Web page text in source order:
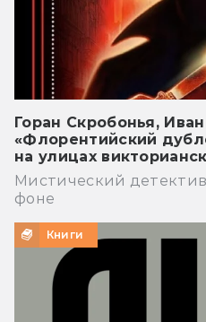
Горан Скробонья,
«Флорентийский
на улицах
Мистический
фоне
Книги